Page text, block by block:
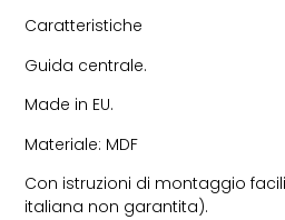
Caratteristiche
Guida centrale.
Made in EU.
Materiale: MDF
Con istruzioni di montaggio
italiana non garantita).